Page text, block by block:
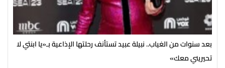
بعد سنوات من الغياب.. نبيلة عبيد تستأنف رحلتها الإذاعية بـ«يا ابنتي لا
تحيريني معك»